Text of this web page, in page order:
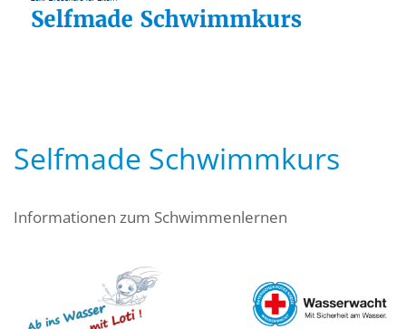
Selfmade Schwimmkurs
Informationen zum Schwimmenlernen